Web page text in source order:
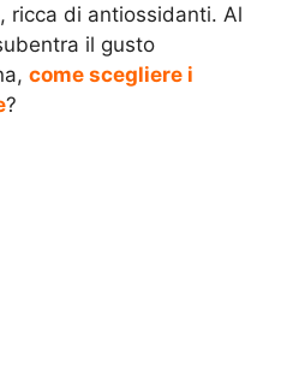
ricca di antiossidanti. Al
il gusto
come scegliere i
?